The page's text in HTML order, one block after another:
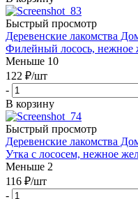
Быстрый просмотр
Деревенские лакомства
Филейный лосось, нежное
Меньше 10
122 ₽/шт
-
В корзину
Быстрый просмотр
Деревенские лакомства
Утка с лососем, нежное
Меньше 2
116 ₽/шт
-